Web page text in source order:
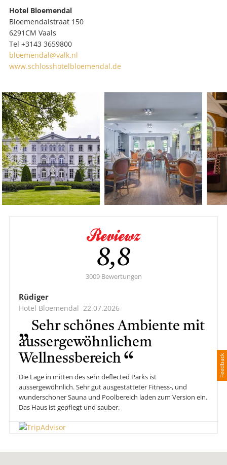
Hotel
Name
Hotel Bloemendal
Bloemendalstraat 150
6291CM Vaals
Tel +3143 3659800
bloemendal@valk.nl
www.schlosshotelbloemendal.de
8,8
3009 Bewertungen
Rüdiger
Hotel Bloemendal 22.07.2026
Sehr schönes Ambiente mit
aussergewöhnlichem
Wellnessbereich
Die Lage in mitten des sehr deflected Parks ist
aussergewöhnlich. Sehr gut ausgestatteter Fitness-, und
wunderschoner Sauna und Poolbereich laden zum Version ein.
Das Haus ist gepflegt und sauber.
Feedback